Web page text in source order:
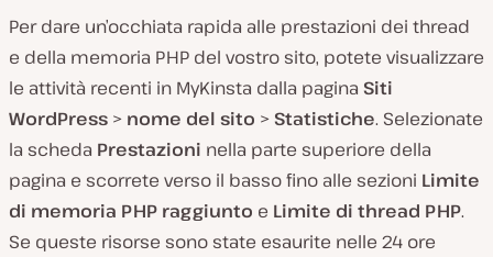
Per dare un’occhiata rapida alle prestazioni dei thread
e della memoria PHP del vostro sito, potete visualizzare
le attività recenti in MyKinsta dalla pagina Siti
WordPress > nome del sito > Statistiche. Selezionate
la scheda Prestazioni nella parte superiore della
pagina e scorrete verso il basso fino alle sezioni Limite
di memoria PHP raggiunto e Limite di thread PHP.
Se queste risorse sono state esaurite nelle 24 ore